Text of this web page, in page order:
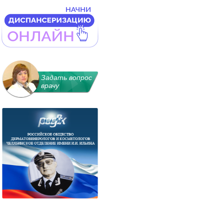
Задать вопрос
врачу